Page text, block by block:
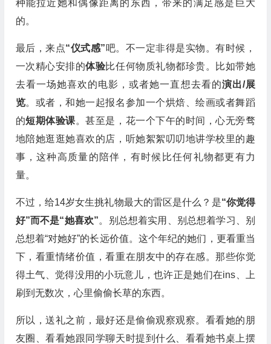
种能拉近她和偶像距离的东西，带来的满足感是巨大
的。
最后，来点“仪式感” 吧。不一定非得是实物。有时候，
一次精心安排的体验比任何物质礼物都珍贵。比如带她
去看一场她喜欢的电影，或者她一直想去看的演出/展
览。或者，和她一起报名参加一个烘焙、绘画或者舞蹈
的短期体验课。甚至是，花一个下午的时间，心无旁骛
地陪她逛逛她喜欢的店，听她絮絮叨叨地讲学校里的趣
事，这种高质量的陪伴，有时候比任何礼物都更有力
量。
不过，给14岁女生挑礼物最大的雷区是什么？是“你觉得
好”而不是“她喜欢”。别总想着实用、别总想着学习、别
总想着“对她好”的长远价值。这个年纪的她们，更看重当
下，看重情绪价值，看重在朋友中的存在感。那些你觉
得土气、觉得没用的小玩意儿，也许正是她们在ins、上
刷到无数次，心里偷偷长草的东西。
所以，送礼之前，最好还是偷偷观察观察。看看她的朋
友圈、看看她跟同学聊天时提到什么、看看她书桌上摆